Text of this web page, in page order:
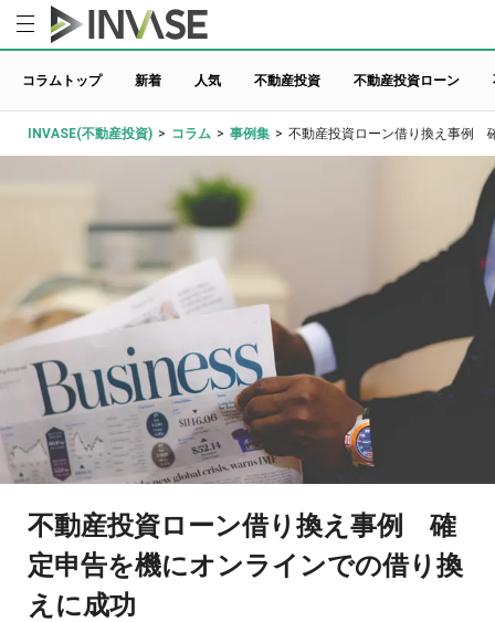
コラムトップ 新着 人気 不動産投資 不動産投資ローン
INVASE(不動産投資) > コラム > 事例集 > 不動産投資ローン借り換え事例
不動産投資ローン借り換え事例 確
定申告を機にオンラインでの借り換
えに成功